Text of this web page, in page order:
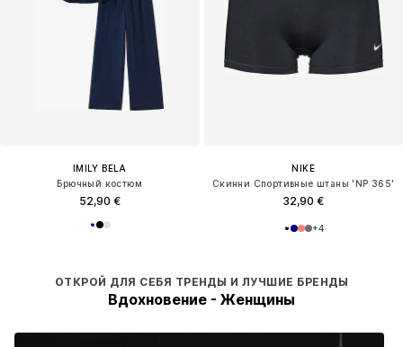
IMILY BELA
Брючный костюм
52,90 €
NIKE
Скинни Спортивные штаны 'NP 365'
32,90 €
+4
ОТКРОЙ ДЛЯ СЕБЯ ТРЕНДЫ И ЛУЧШИЕ БРЕНДЫ
Вдохновение - Женщины